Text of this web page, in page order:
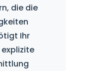
die die
Ihr